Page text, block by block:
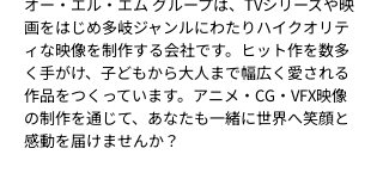
画をはじめ多岐ジャンルにわたりハイクオリテ
ィな映像を制作する会社です。ヒット作を数多
く手がけ、子どもから大人まで幅広く愛される
作品をつくっています。アニメ・CG・VFX映像
の制作を通じて、あなたも一緒に世界へ笑顔と
感動を届けませんか？